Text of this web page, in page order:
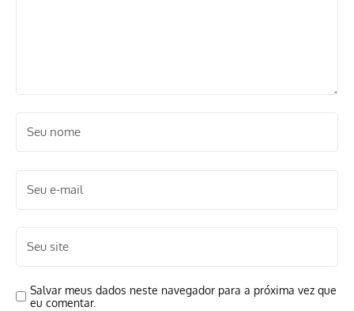
Salvar meus dados neste navegador para a próxima vez que
eu comentar.